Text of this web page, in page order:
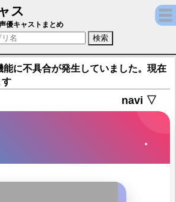
ス
高山みなみ)【［パチスロ］忍魂
優キャストまとめ
能に不具合が発生していました。現在
navi ▽